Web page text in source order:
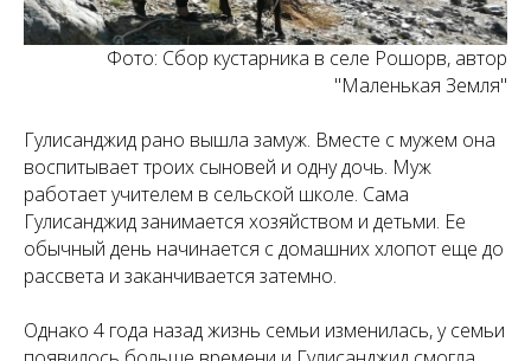
Фото: Сбор кустарника в селе Рошорв, автор
"Маленькая Земля"
Гулисанджид рано вышла замуж. Вместе с мужем она
воспитывает троих сыновей и одну дочь. Муж
работает учителем в сельской школе. Cама
Гулисанджид занимается хозяйством и детьми. Ее
обычный день начинается с домашних хлопот еще до
рассвета и заканчивается затемно.
Однако 4 года назад жизнь семьи изменилась, у семьи